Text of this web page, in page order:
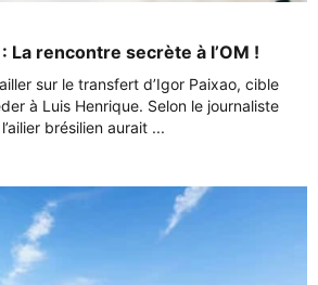
La rencontre secrète à l’OM !
sur le transfert d’Igor Paixao, cible
à Luis Henrique. Selon le journaliste
brésilien aurait ...